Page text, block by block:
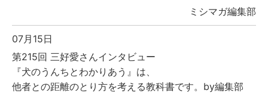
ミシマガ編集部
07月15日
第215回 三好愛さんインタビュー
『犬のうんちとわかりあう』は、
他者との距離のとり方を考える教科書です。by編集部